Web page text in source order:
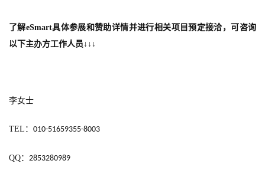
2
5
届
茶
了解eSmart具体参展和赞助详情并进行相关项目预定接洽，可咨询
以下主办方工作人员↓↓↓
李女士
TEL ： 010-51659355-8003
QQ： 2853280989